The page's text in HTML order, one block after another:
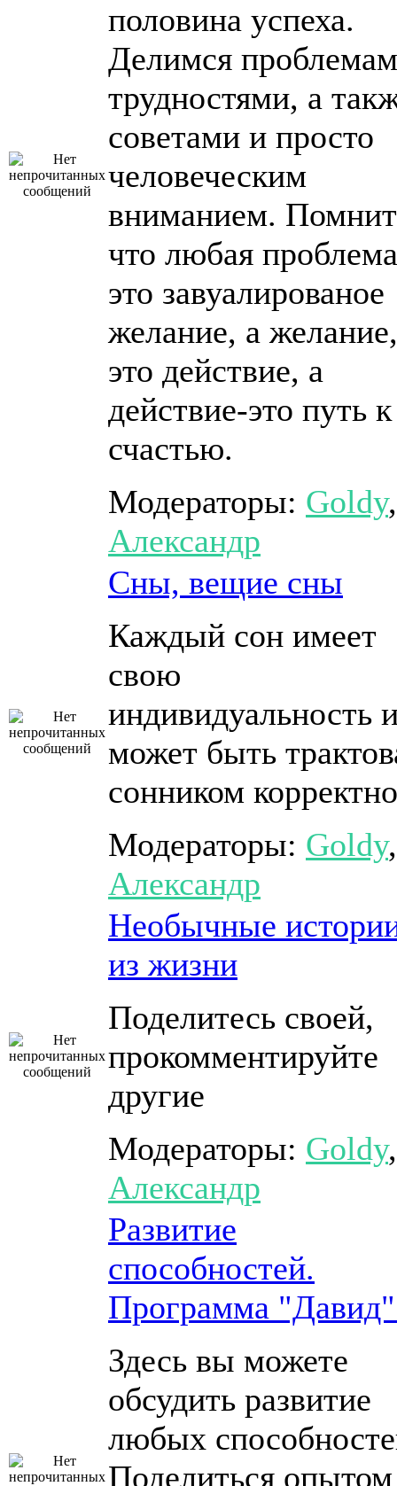
половина успеха.
Делимся
трудностями, а
советами и просто
человеческим
вниманием.
что любая
это завуалированое
желание, а желание,
это действие, а
действие-это путь к
счастью.
Модераторы: Goldy,
Александр
Сны, вещие сны
Каждый сон имеет
свою
индивидуальность
может быть
сонником корректно
Модераторы: Goldy,
Александр
Необычные
из жизни
Поделитесь своей,
прокомментируйте
другие
Модераторы: Goldy,
Александр
Развитие
способностей.
Программа
Здесь вы можете
обсудить развитие
любых
Поделиться опытом